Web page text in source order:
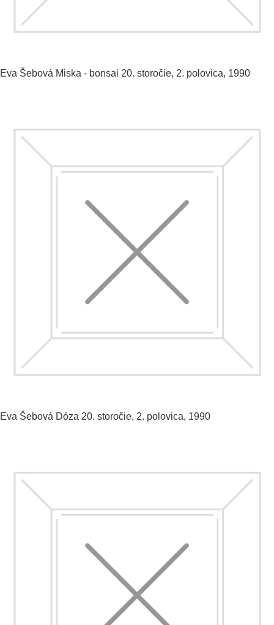
Eva Šebová Miska - bonsai 20. storočie, 2. polovica, 1990
Eva Šebová Dóza 20. storočie, 2. polovica, 1990